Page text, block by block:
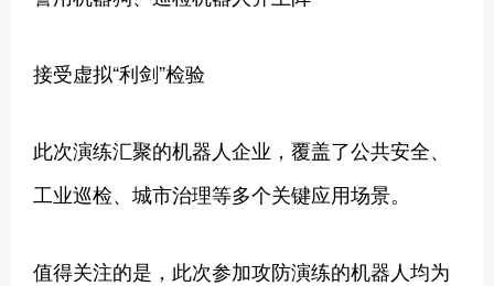
接受虚拟“利剑”检验
此次演练汇聚的机器人企业，覆盖了公共安全、
工业巡检、城市治理等多个关键应用场景。
值得关注的是，此次参加攻防演练的机器人均为